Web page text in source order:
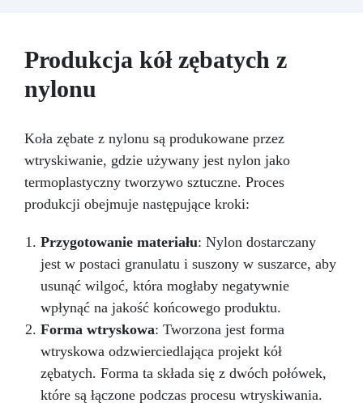
naprawczych, w zaledwie 24 godziny.
Wszechstronny i personalizowany: Nadaje się
do betonu, cementu, starych nawierzchni i
ziemi utwardzonej (po wcześniejszej
czasu: Nowoczesne żywice gwarantują
odporność na ścieranie i stabilność koloru
przez wiele lat.
Produkcja kół zębatych z
nylonu
Koła zębate z nylonu są produkowane przez
wtryskiwanie, gdzie używany jest nylon jako
termoplastyczny tworzywo sztuczne. Proces
produkcji obejmuje następujące kroki:
Przygotowanie materiału: Nylon dostarczany
jest w postaci granulatu i suszony w suszarce, aby
usunąć wilgoć, która mogłaby negatywnie
wpłynąć na jakość końcowego produktu.
Forma wtryskowa: Tworzona jest forma
wtryskowa odzwierciedlająca projekt kół
zębatych. Forma ta składa się z dwóch połówek,
które są łączone podczas procesu wtryskiwania.